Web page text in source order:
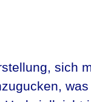
sich
was